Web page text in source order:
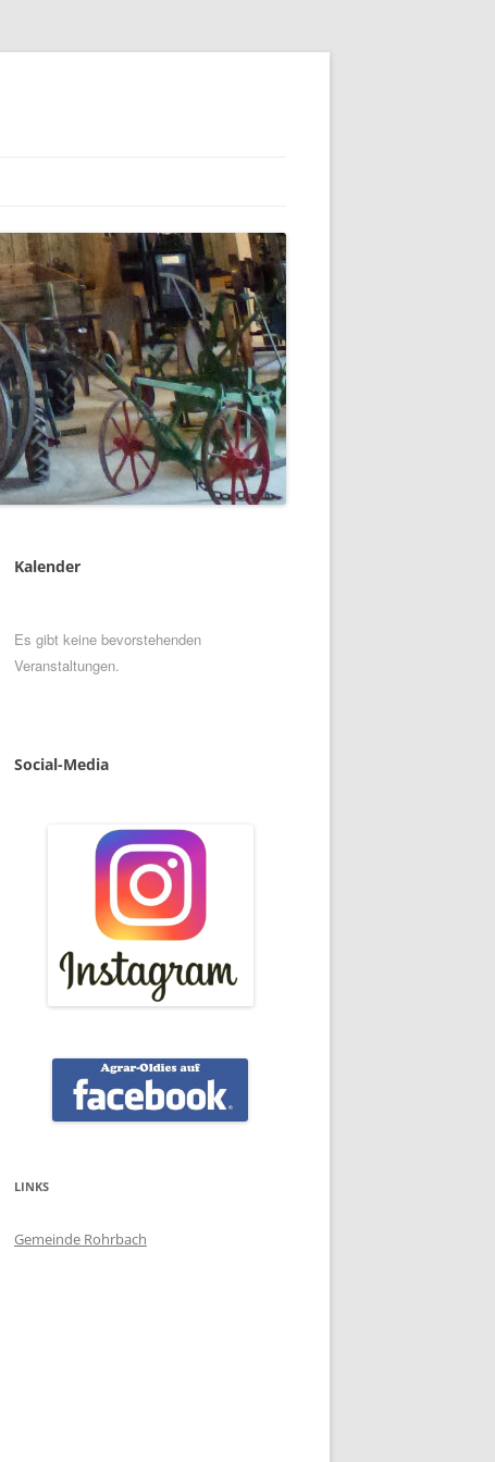
Kalender
Es gibt keine bevorstehenden
Veranstaltungen.
Social-Media
LINKS
Gemeinde Rohrbach